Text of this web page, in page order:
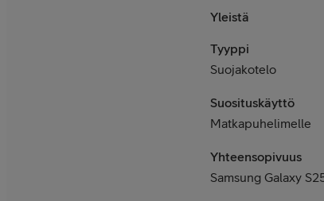
Yleistä
Tyyppi
Suojakotelo
Suosituskäyttö
Matkapuhelimelle
Yhteensopivuus
Samsung Galaxy